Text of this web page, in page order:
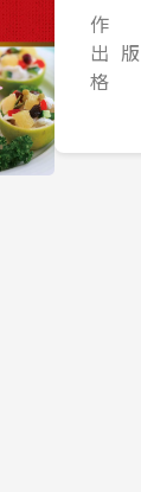
作
出
格